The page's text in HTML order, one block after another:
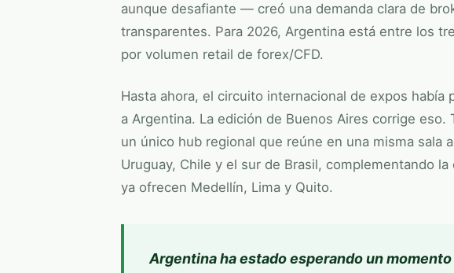
aunque desafiante — creó una demanda clara de
transparentes. Para 2026, Argentina está entre los
por volumen retail de forex/CFD.
Hasta ahora, el circuito internacional de expos había
a Argentina. La edición de Buenos Aires corrige eso.
un único hub regional que reúne en una misma sala
Uruguay, Chile y el sur de Brasil, complementando
ya ofrecen Medellín, Lima y Quito.
Argentina ha estado esperando un